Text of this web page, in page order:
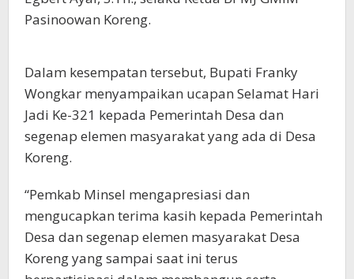
Pasinoowan Koreng.
Dalam kesempatan tersebut, Bupati Franky
Wongkar menyampaikan ucapan Selamat Hari
Jadi Ke-321 kepada Pemerintah Desa dan
segenap elemen masyarakat yang ada di Desa
Koreng.
“Pemkab Minsel mengapresiasi dan
mengucapkan terima kasih kepada Pemerintah
Desa dan segenap elemen masyarakat Desa
Koreng yang sampai saat ini terus